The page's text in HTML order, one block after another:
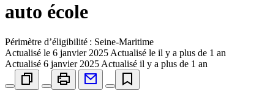
auto école
Périmètre d’éligibilité : Seine-Maritime
Actualisé le 6 janvier 2025 Actualisé le il y a plus de 1 an
Actualisé 6 janvier 2025 Actualisé il y a plus de 1 an